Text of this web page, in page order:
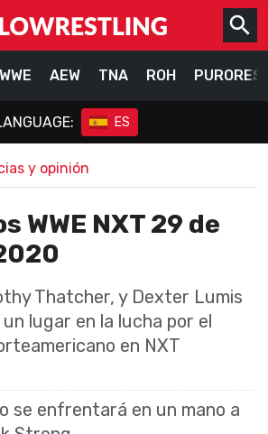
WWE AEW TNA ROH
ES
y opinión
WWE NXT 29 de
Thatcher, y Dexter Lumis
lugar en la lucha por el
en NXT
se enfrentará en un mano a